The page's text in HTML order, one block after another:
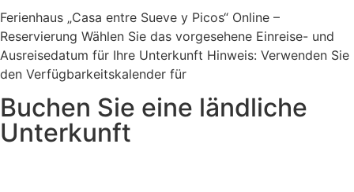
Ferienhaus „Casa entre Sueve y Picos“ Online –
Reservierung Wählen Sie das vorgesehene Einreise- und
Ausreisedatum für Ihre Unterkunft Hinweis: Verwenden Sie
den Verfügbarkeitskalender für
Buchen Sie eine ländliche
Unterkunft